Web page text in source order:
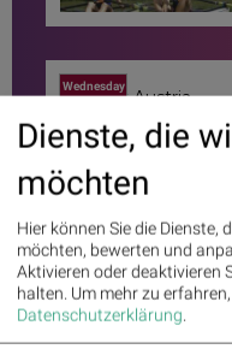
Wednesday
08
21st Austria-
ASTA Energy
(08/04/2026)
Monday
06
21st Austria-
Dienste, die
möchten
Hier können Sie die Dienste,
möchten, bewerten und
Aktivieren oder deaktivieren
halten. Um mehr zu
Datenschutzerklärung.